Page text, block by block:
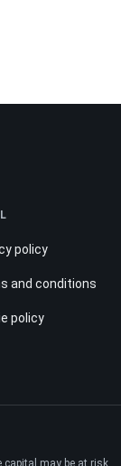
policy
and conditions
policy
may be at risk.